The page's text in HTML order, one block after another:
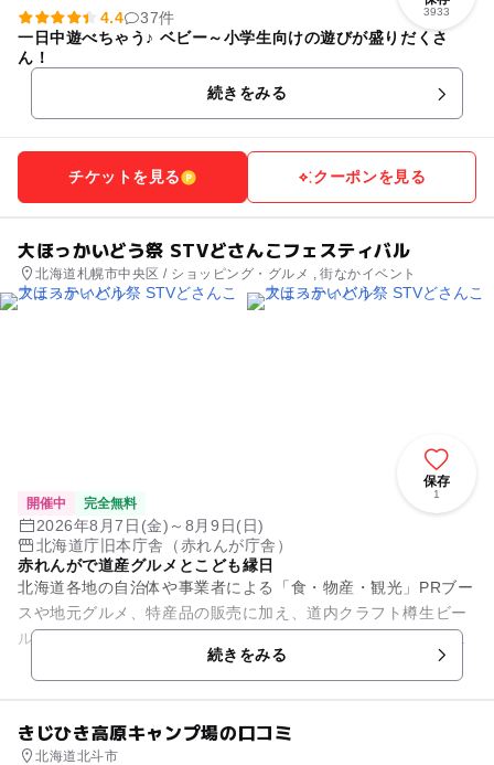
3933
4.4
37件
一日中遊べちゃう♪ ベビー～小学生向けの遊びが盛りだくさ
ん！
続きをみる
チケットを見る クーポンを見る
大ほっかいどう祭 STVどさんこフェスティバル
北海道札幌市中央区 / ショッピング・グルメ , 街なかイベント
保存
1
開催中 完全無料
2026年8月7日(金)～8月9日(日)
北海道庁旧本庁舎（赤れんが庁舎）
赤れんがで道産グルメとこども縁日
北海道各地の自治体や事業者による「食・物産・観光」PRブー
スや地元グルメ、特産品の販売に加え、道内クラフト樽生ビー
ルが楽しめるビアガーデン、STVのステージ、こども縁日など
家族で楽しめる企画がそ...続きをみる
きじひき高原キャンプ場の口コミ
北海道北斗市